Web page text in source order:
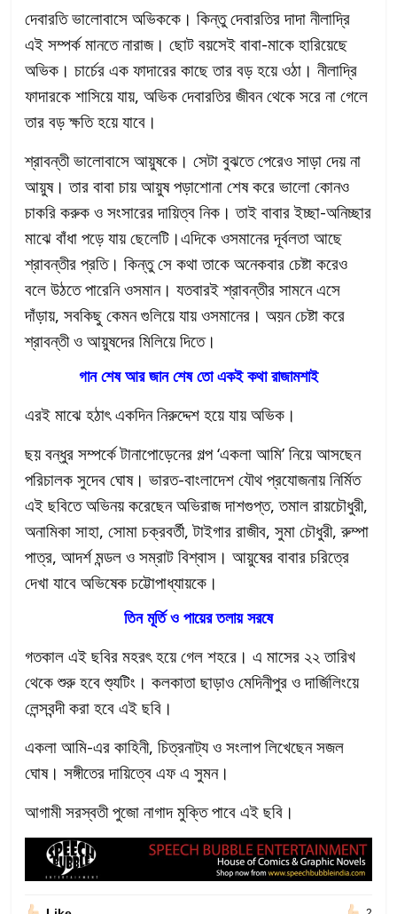
দেবারতি ভালোবাসে অভিককে। কিন্তু দেবারতির দাদা নীলাদ্রি
এই সম্পর্ক মানতে নারাজ। ছোট বয়সেই বাবা-মাকে হারিয়েছে
অভিক। চার্চের এক ফাদারের কাছে তার বড় হয়ে ওঠা। নীলাদ্রি
ফাদারকে শাসিয়ে যায়, অভিক দেবারতির জীবন থেকে সরে না গেলে
তার বড় ক্ষতি হয়ে যাবে।
শ্রাবন্তী ভালোবাসে আয়ুষকে। সেটা বুঝতে পেরেও সাড়া দেয় না
আয়ুষ। তার বাবা চায় আয়ুষ পড়াশোনা শেষ করে ভালো কোনও
চাকরি করুক ও সংসারের দায়িত্ব নিক। তাই বাবার ইচ্ছা-অনিচ্ছার
মাঝে বাঁধা পড়ে যায় ছেলেটি।এদিকে ওসমানের দূর্বলতা আছে
শ্রাবন্তীর প্রতি। কিন্তু সে কথা তাকে অনেকবার চেষ্টা করেও
বলে উঠতে পারেনি ওসমান। যতবারই শ্রাবন্তীর সামনে এসে
দাঁড়ায়, সবকিছু কেমন গুলিয়ে যায় ওসমানের। অয়ন চেষ্টা করে
শ্রাবন্তী ও আয়ুষদের মিলিয়ে দিতে।
গান শেষ আর জান শেষ তো একই কথা রাজামশাই
এরই মাঝে হঠাৎ একদিন নিরুদ্দেশ হয়ে যায় অভিক।
ছয় বন্ধুর সম্পর্কে টানাপোড়েনের গল্প ‘একলা আমি’ নিয়ে আসছেন
পরিচালক সুদেব ঘোষ। ভারত-বাংলাদেশ যৌথ প্রযোজনায় নির্মিত
এই ছবিতে অভিনয় করেছেন অভিরাজ দাশগুপ্ত, তমাল রায়চৌধুরী,
অনামিকা সাহা, সোমা চক্রবর্তী, টাইগার রাজীব, সুমা চৌধুরী, রুম্পা
পাত্র, আদর্শ মন্ডল ও সম্রাট বিশ্বাস। আয়ুষের বাবার চরিত্রে
দেখা যাবে অভিষেক চট্টোপাধ্যায়কে।
তিন মূর্তি ও পায়ের তলায় সরষে
গতকাল এই ছবির মহরৎ হয়ে গেল শহরে। এ মাসের ২২ তারিখ
থেকে শুরু হবে শ্যুটিং। কলকাতা ছাড়াও মেদিনীপুর ও দার্জিলিংয়ে
লেন্সবন্দী করা হবে এই ছবি।
একলা আমি-এর কাহিনী, চিত্রনাট্য ও সংলাপ লিখেছেন সজল
ঘোষ। সঙ্গীতের দায়িত্বে এফ এ সুমন।
আগামী সরস্বতী পুজো নাগাদ মুক্তি পাবে এই ছবি।